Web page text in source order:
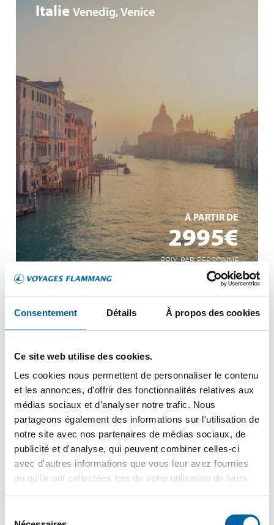
Consentement Détails À propos des cookies
Ce site web utilise des cookies.
Les cookies nous permettent de personnaliser le contenu
et les annonces, d'offrir des fonctionnalités relatives aux
médias sociaux et d'analyser notre trafic. Nous
partageons également des informations sur l'utilisation de
notre site avec nos partenaires de médias sociaux, de
publicité et d'analyse, qui peuvent combiner celles-ci
avec d'autres informations que vous leur avez fournies
ou qu'ils ont collectées lors de votre utilisation de leurs
Italie Venedig, Venice
À PARTIR DE
2995€
PRIX PAR PERSONNE
Viva All-Inclusive
Viva Boutique-Schiff
Haute Cuisine an Land & an Bord
EN SAVOIR +
Autriche Donau, Danube
Viva All-Inclusive
Kaiserliches Wien
Budapest: Perle der Donau